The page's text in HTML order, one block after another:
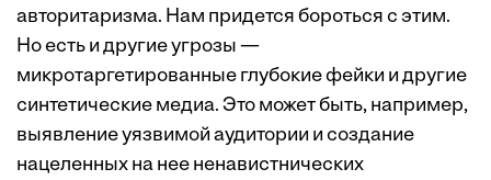
авторитаризма. Нам придется бороться с этим.
Но есть и другие угрозы —
микротаргетированные глубокие фейки и другие
синтетические медиа. Это может быть, например,
выявление уязвимой аудитории и создание
нацеленных на нее ненавистнических